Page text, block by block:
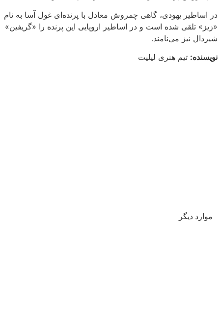
در اساطیر یهودی، گاهی چمروش معادل با پرنده‌ای غول آسا به نام
«زیز» تلقی شده است و در اساطیر اروپایی این پرنده را «گریفین»
شیردال نیز می‌نامند.
نویسنده: تیم هنری لیلیت
موارد دیگر